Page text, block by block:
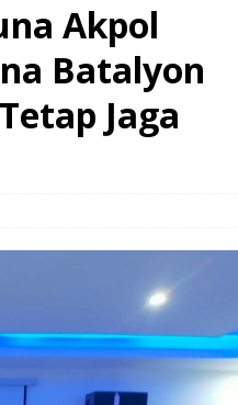
Akpol
Batalyon
Jaga